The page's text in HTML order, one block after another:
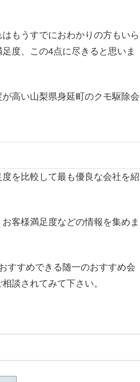
もうすでにおわかりの方もいら
度、この4点に尽きると思いま
高い山梨県身延町のクモ駆除会
を比較して最も優良な会社を紹
客様満足度などの情報を集めま
すすめできる随一のおすすめ会
談されてみて下さい。